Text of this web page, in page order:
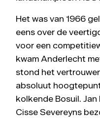
Het was van 1966
eens over de
voor een
kwam Anderlecht
stond het
absoluut
kolkende Bosuil.
Cisse Severeyns